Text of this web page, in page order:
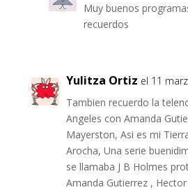
Muy buenos
recuerdos
Yulitza Ortiz el 11
Tambien recuerdo la
Angeles con Amanda
Mayerston, Asi es mi
Arocha, Una serie
se llamaba J B Holmes
Amanda Gutierrez ,